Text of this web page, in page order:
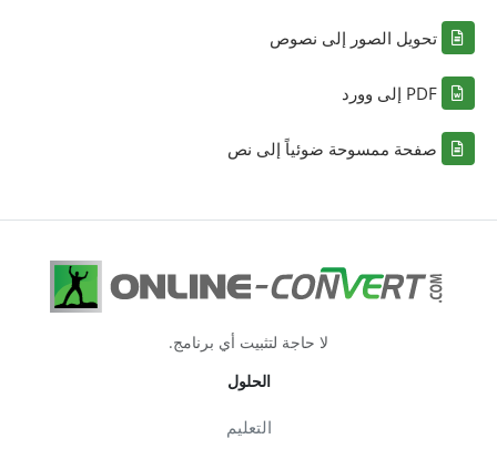
تحويل الصور إلى نصوص
PDF إلى وورد
صفحة ممسوحة ضوئياً إلى نص
لا حاجة لتثبيت أي برنامج.
الحلول
التعليم